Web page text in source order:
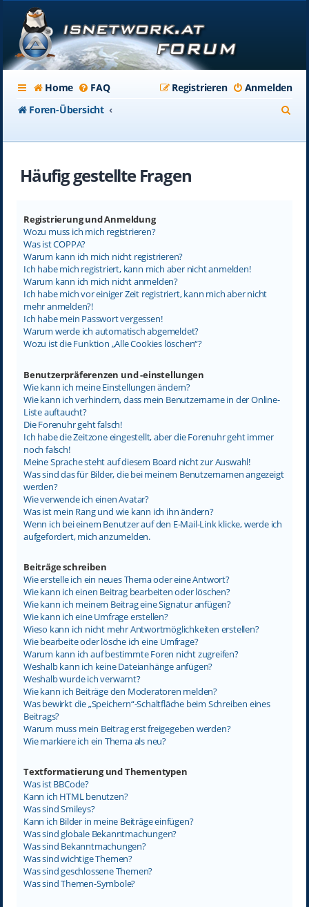
Home FAQ Anmelden
Registrieren
Foren-Übersicht
Häufig gestellte Fragen
Registrierung und Anmeldung
Wozu muss ich mich registrieren?
Was ist COPPA?
Warum kann ich mich nicht registrieren?
Ich habe mich registriert, kann mich aber nicht anmelden!
Warum kann ich mich nicht anmelden?
Ich habe mich vor einiger Zeit registriert, kann mich aber nicht
mehr anmelden?!
Ich habe mein Passwort vergessen!
Warum werde ich automatisch abgemeldet?
Wozu ist die Funktion „Alle Cookies löschen“?
Benutzerpräferenzen und -einstellungen
Wie kann ich meine Einstellungen ändern?
Wie kann ich verhindern, dass mein Benutzername in der Online-
Liste auftaucht?
Die Forenuhr geht falsch!
Ich habe die Zeitzone eingestellt, aber die Forenuhr geht immer
noch falsch!
Meine Sprache steht auf diesem Board nicht zur Auswahl!
Was sind das für Bilder, die bei meinem Benutzernamen angezeigt
werden?
Wie verwende ich einen Avatar?
Was ist mein Rang und wie kann ich ihn ändern?
Wenn ich bei einem Benutzer auf den E-Mail-Link klicke, werde ich
aufgefordert, mich anzumelden.
Beiträge schreiben
Wie erstelle ich ein neues Thema oder eine Antwort?
Wie kann ich einen Beitrag bearbeiten oder löschen?
Wie kann ich meinem Beitrag eine Signatur anfügen?
Wie kann ich eine Umfrage erstellen?
Wieso kann ich nicht mehr Antwortmöglichkeiten erstellen?
Wie bearbeite oder lösche ich eine Umfrage?
Warum kann ich auf bestimmte Foren nicht zugreifen?
Weshalb kann ich keine Dateianhänge anfügen?
Weshalb wurde ich verwarnt?
Wie kann ich Beiträge den Moderatoren melden?
Was bewirkt die „Speichern“-Schaltfläche beim Schreiben eines
Beitrags?
Warum muss mein Beitrag erst freigegeben werden?
Wie markiere ich ein Thema als neu?
Textformatierung und Thementypen
Was ist BBCode?
Kann ich HTML benutzen?
Was sind Smileys?
Kann ich Bilder in meine Beiträge einfügen?
Was sind globale Bekanntmachungen?
Was sind Bekanntmachungen?
Was sind wichtige Themen?
Was sind geschlossene Themen?
Was sind Themen-Symbole?